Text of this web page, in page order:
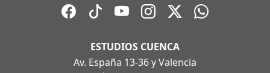
ESTUDIOS CUENCA
Av. España 13-36 y Valencia